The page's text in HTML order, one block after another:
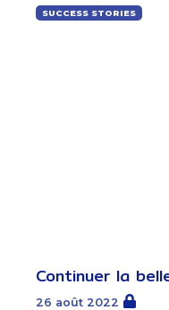
SUCCESS STORIES
Continuer la
26 août 2022